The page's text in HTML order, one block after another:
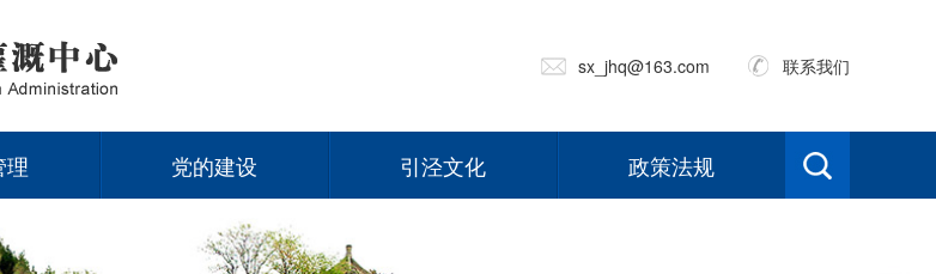
sx_jhq@163.com 联系我们
理 党的建设 引泾文化 政策法规